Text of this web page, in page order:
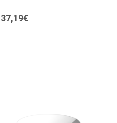
37,19€